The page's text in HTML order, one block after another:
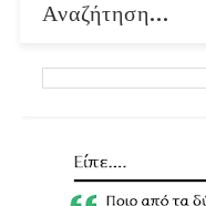
Αναζήτηση...